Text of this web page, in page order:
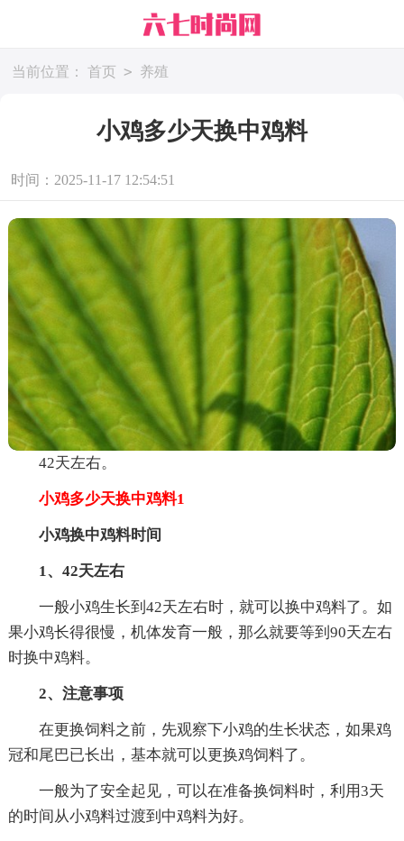
当前位置： 首页 > 养殖
小鸡多少天换中鸡料
时间：2025-11-17 12:54:51
42天左右。
小鸡多少天换中鸡料1
小鸡换中鸡料时间
1、42天左右
一般小鸡生长到42天左右时，就可以换中鸡料了。如
果小鸡长得很慢，机体发育一般，那么就要等到90天左右
时换中鸡料。
2、注意事项
在更换饲料之前，先观察下小鸡的生长状态，如果鸡
冠和尾巴已长出，基本就可以更换鸡饲料了。
一般为了安全起见，可以在准备换饲料时，利用3天
的时间从小鸡料过渡到中鸡料为好。